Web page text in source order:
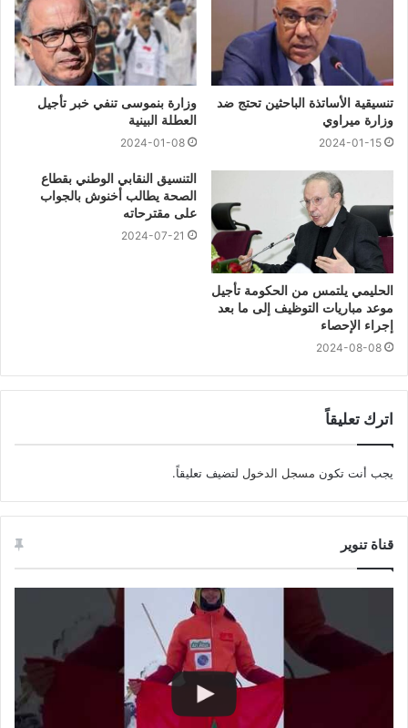
تنسيقية الأساتذة الباحثين تحتج ضد
وزارة ميراوي
2024-01-15
وزارة بنموسى تنفي خبر تأجيل
العطلة البينية
2024-01-08
الحليمي يلتمس من الحكومة تأجيل
موعد مباريات التوظيف إلى ما بعد
إجراء الإحصاء
2024-08-08
التنسيق النقابي الوطني بقطاع
الصحة يطالب أخنوش بالجواب
على مقترحاته
2024-07-21
اترك تعليقاً
يجب أنت تكون مسجل الدخول لتضيف تعليقاً.
قناة تنوير